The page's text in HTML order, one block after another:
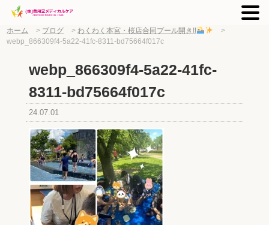
ホーム > ブログ >わくわく本宮・桜店合同プール開き!!
>
webp_866309f4-5a22-41fc-8311-bd75664f017c
webp_866309f4-5a22-41fc-
8311-bd75664f017c
24.07.01